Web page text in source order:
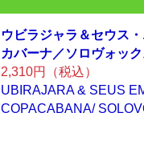
ウビラジャラ＆セウス
カバーナ／ソ ロヴォッ
2,310円（税込）
UBIRAJARA & SEUS
COPACABANA/